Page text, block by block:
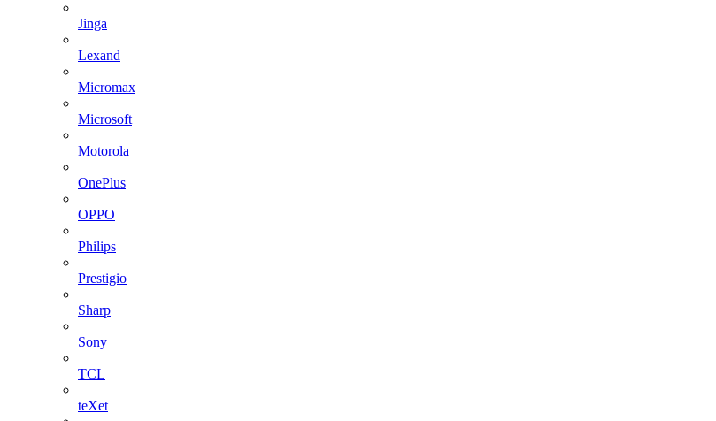
Jinga
Lexand
Micromax
Microsoft
Motorola
OnePlus
OPPO
Philips
Prestigio
Sharp
Sony
TCL
teXet